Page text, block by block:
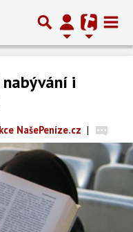
i
NašePeníze.cz |